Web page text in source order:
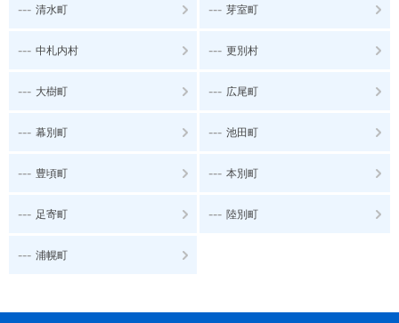
--- 清水町 --- 芽室町
--- 中札内村 --- 更別村
--- 大樹町 --- 広尾町
--- 幕別町 --- 池田町
--- 豊頃町 --- 本別町
--- 足寄町 --- 陸別町
--- 浦幌町